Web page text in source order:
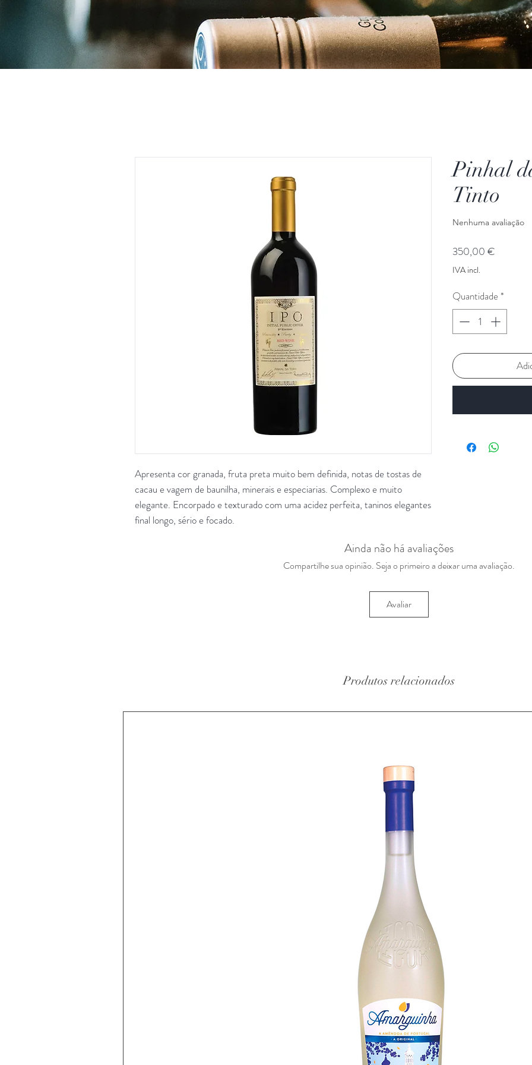
Apresenta cor granada, fruta preta muito bem definida, notas de tostas de
cacau e vagem de baunilha, minerais e especiarias. Complexo e muito
elegante. Encorpado e texturado com uma acidez perfeita, taninos elegantes
final longo, sério e focado.
Pinhal
Tinto
Nenhuma avaliação
350,00 €
IVA incl.
Quantidade*
Ainda não há avaliações
Compartilhe sua opinião. Seja o primeiro a deixar uma avaliação.
Avaliar
Produtos relacionados